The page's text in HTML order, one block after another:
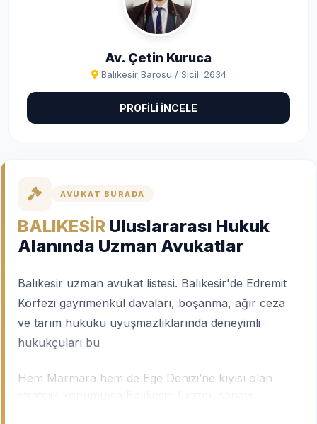
Av. Çetin Kuruca
Balıkesir Barosu / Sicil: 2634
PROFİLİ İNCELE
AVUKAT BURADA
BALIKESİR Uluslararası Hukuk
Alanında Uzman Avukatlar
Balıkesir uzman avukat listesi. Balıkesir'de Edremit
Körfezi gayrimenkul davaları, boşanma, ağır ceza
ve tarım hukuku uyuşmazlıklarında deneyimli
hukukçuları bu
Hem Marmara hem de Ege Denizi’ne kıyısı olan